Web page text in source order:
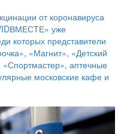
от коронавируса
уже
которых представители
«Магнит», «Детский
аптечные
московские кафе и